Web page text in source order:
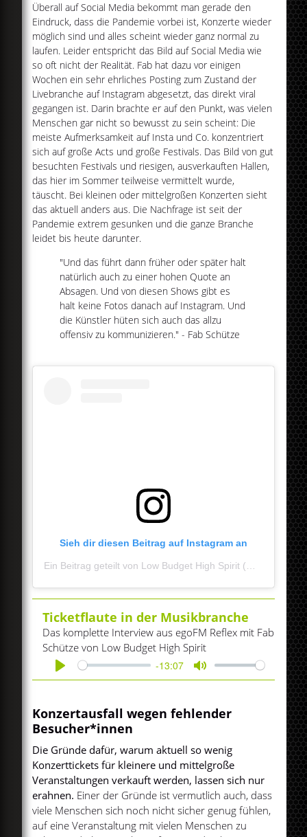
Überall auf Social Media bekommt man gerade den
Eindruck, dass die Pandemie vorbei ist, Konzerte wieder
möglich sind und alles scheint wieder ganz normal zu
laufen. Leider entspricht das Bild auf Social Media wie
so oft nicht der Realität. Fab hat dazu vor einigen
Wochen ein sehr ehrliches Posting zum Zustand der
Livebranche auf Instagram abgesetzt, das direkt viral
gegangen ist. Darin brachte er auf den Punkt, was vielen
Menschen gar nicht so bewusst zu sein scheint: Die
meiste Aufmerksamkeit auf Insta und Co. konzentriert
sich auf große Acts und große Festivals. Das Bild von gut
besuchten Festivals und riesigen, ausverkauften Hallen,
das hier im Sommer teilweise vermittelt wurde,
täuscht. Bei kleinen oder mittelgroßen Konzerten sieht
das aktuell anders aus. Die Nachfrage ist seit der
Pandemie extrem gesunken und die ganze Branche
leidet bis heute darunter.
"Und das führt dann früher oder später halt
natürlich auch zu einer hohen Quote an
Absagen. Und von diesen Shows gibt es
halt keine Fotos danach auf Instagram. Und
die Künstler hüten sich auch das allzu
offensiv zu kommunizieren." - Fab Schütze
Sieh dir diesen Beitrag auf Instagram an
Ticketflaute in der Musikbranche
Das komplette Interview aus egoFM Reflex mit Fab
Schütze von Low Budget High Spirit
Play
-13:07
Mute
Konzertausfall wegen fehlender
Besucher*innen
Die Gründe dafür, warum aktuell so wenig
Konzerttickets für kleinere und mittelgroße
Veranstaltungen verkauft werden, lassen sich nur
erahnen. Einer der Gründe ist vermutlich auch, dass
viele Menschen sich noch nicht sicher genug fühlen,
auf eine Veranstaltung mit vielen Menschen zu